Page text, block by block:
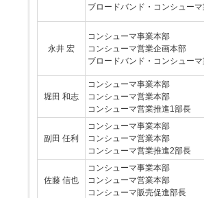
ブロードバンド・コンシュー
永井 宏
コンシューマ事業本部
コンシューマ営業企画本部
ブロードバンド・コンシュー
堀田 和志
コンシューマ事業本部
コンシューマ営業本部
コンシューマ営業推進1部長
副田 任利
コンシューマ事業本部
コンシューマ営業本部
コンシューマ営業推進2部長
佐藤 信也
コンシューマ事業本部
コンシューマ営業本部
コンシューマ販売促進部長